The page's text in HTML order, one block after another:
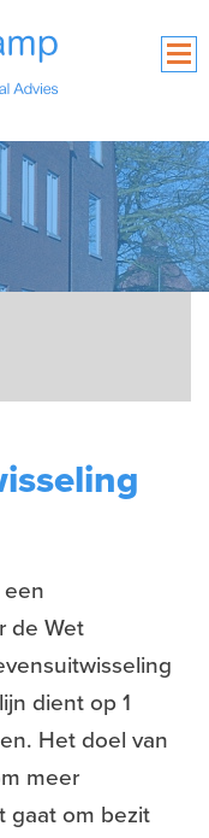
een
de Wet
dient op 1
Het doel van
meer
gaat om bezit